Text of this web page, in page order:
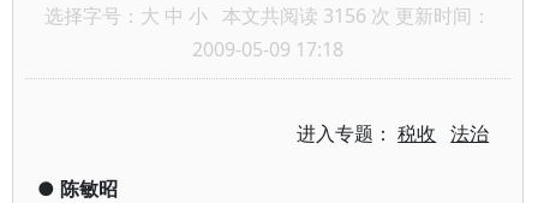
选择字号： 大 中 小 本文共阅读 3156 次 更新时间：
2009-05-09 17:18
进入专题：税收 法治
● 陈敏昭